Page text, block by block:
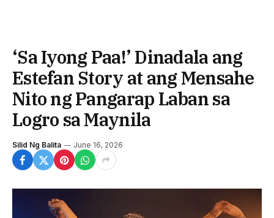
‘Sa Iyong Paa!’ Dinadala ang
Estefan Story at ang Mensahe
Nito ng Pangarap Laban sa
Logro sa Maynila
Silid Ng Balita June 16, 2026